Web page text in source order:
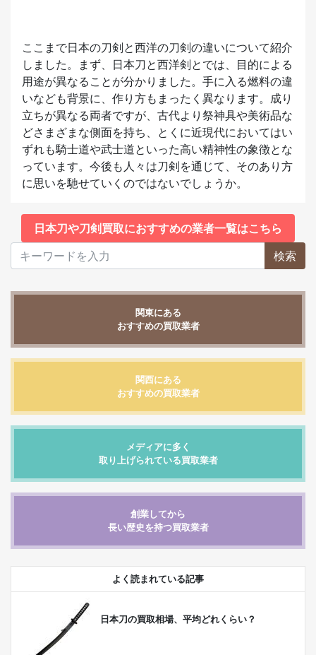
ここまで日本の刀剣と西洋の刀剣の違いについて紹介
しました。まず、日本刀と西洋剣とでは、目的による
用途が異なることが分かりました。手に入る燃料の違
いなども背景に、作り方もまったく異なります。成り
立ちが異なる両者ですが、古代より祭神具や美術品な
どさまざまな側面を持ち、とくに近現代においてはい
ずれも騎士道や武士道といった高い精神性の象徴とな
っています。今後も人々は刀剣を通じて、そのあり方
に思いを馳せていくのではないでしょうか。
日本刀や刀剣買取におすすめの業者一覧はこちら
検索
関東にある
おすすめの買取業者
関西にある
おすすめの買取業者
メディアに多く
取り上げられている買取業者
創業してから
長い歴史を持つ買取業者
よく読まれている記事
日本刀の買取相場、平均どれくらい？